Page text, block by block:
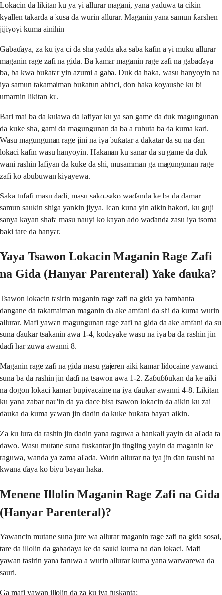
Lokacin da likitan ku ya yi allurar magani, yana yaduwa ta cikin
kyallen takarda a kusa da wurin allurar. Maganin yana samun ƙarshen
jijiyoyi kuma ainihin
Gabaɗaya, za ku iya ci da sha yadda aka saba kafin a yi muku allurar
maganin rage zafi na gida. Ba kamar maganin rage zafi na gabaɗaya
ba, ba kwa buƙatar yin azumi a gaba. Duk da haka, wasu hanyoyin na
iya samun takamaiman buƙatun abinci, don haka koyaushe ku bi
umarnin likitan ku.
Bari mai ba da kulawa da lafiyar ku ya san game da duk magungunan
da kuke sha, gami da magungunan da ba a rubuta ba da kuma kari.
Wasu magungunan rage jini na iya buƙatar a dakatar da su na ɗan
lokaci kafin wasu hanyoyin. Hakanan ku sanar da su game da duk
wani rashin lafiyan da kuke da shi, musamman ga magungunan rage
zafi ko abubuwan kiyayewa.
Saka tufafi masu dadi, masu sako-sako waɗanda ke ba da damar
samun sauƙin shiga yankin jiyya. Idan kuna yin aikin hakori, ku guji
sanya kayan shafa masu nauyi ko kayan ado waɗanda zasu iya tsoma
baki tare da hanyar.
Yaya Tsawon Lokacin Maganin Rage Zafi
na Gida (Hanyar Parenteral) Yake ɗauka?
Tsawon lokacin tasirin maganin rage zafi na gida ya bambanta
dangane da takamaiman maganin da ake amfani da shi da kuma wurin
allurar. Mafi yawan magungunan rage zafi na gida da ake amfani da su
suna ɗaukar tsakanin awa 1-4, kodayake wasu na iya ba da rashin jin
daɗi har zuwa awanni 8.
Maganin rage zafi na gida masu gajeren aiki kamar lidocaine yawanci
suna ba da rashin jin daɗi na tsawon awa 1-2. Zaɓuɓɓukan da ke aiki
na dogon lokaci kamar bupivacaine na iya ɗaukar awanni 4-8. Likitan
ku yana zaɓar nau'in da ya dace bisa tsawon lokacin da aikin ku zai
ɗauka da kuma yawan jin daɗin da kuke buƙata bayan aikin.
Za ku lura da rashin jin daɗin yana raguwa a hankali yayin da al'ada ta
dawo. Wasu mutane suna fuskantar jin tingling yayin da maganin ke
raguwa, wanda ya zama al'ada. Wurin allurar na iya jin ɗan taushi na
kwana ɗaya ko biyu bayan haka.
Menene Illolin Maganin Rage Zafi na Gida
(Hanyar Parenteral)?
Yawancin mutane suna jure wa allurar maganin rage zafi na gida sosai,
tare da illolin da gabaɗaya ke da sauƙi kuma na ɗan lokaci. Mafi
yawan tasirin yana faruwa a wurin allurar kuma yana warwarewa da
sauri.
Ga mafi yawan illolin da za ku iya fuskanta: